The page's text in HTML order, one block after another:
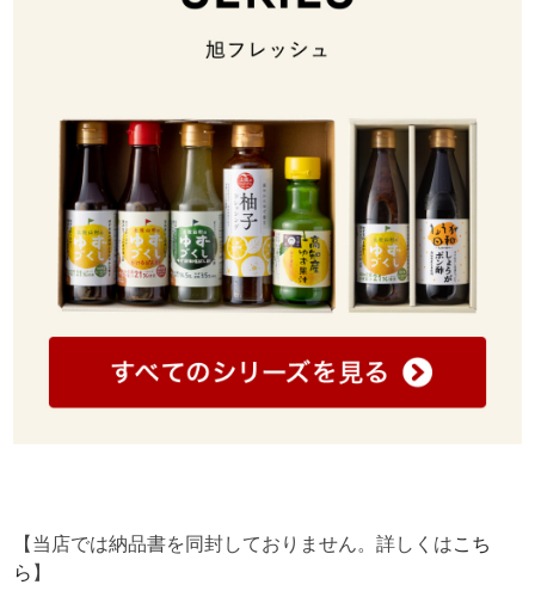
【当店では納品書を同封しておりません。詳しくはこち
ら 】